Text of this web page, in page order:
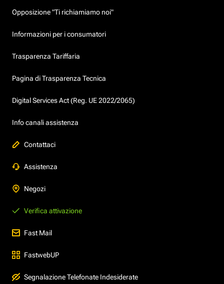
Opposizione "Ti richiamiamo noi"
Informazioni per i consumatori
Trasparenza Tariffaria
Pagina di Trasparenza Tecnica
Digital Services Act (Reg. UE 2022/2065)
Info canali assistenza
Contattaci
Assistenza
Negozi
Verifica attivazione
Fast Mail
FastwebUP
Segnalazione Telefonate Indesiderate